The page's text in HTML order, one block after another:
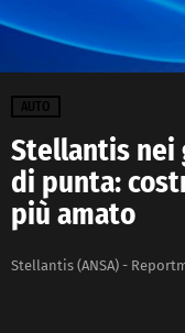
AUTO
Stellantis nei
di punta:
più amato
Stellantis (ANSA) -